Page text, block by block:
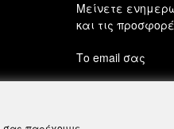
Μείνετε
και τις